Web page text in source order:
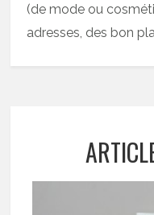
(de mode ou
adresses, des bon